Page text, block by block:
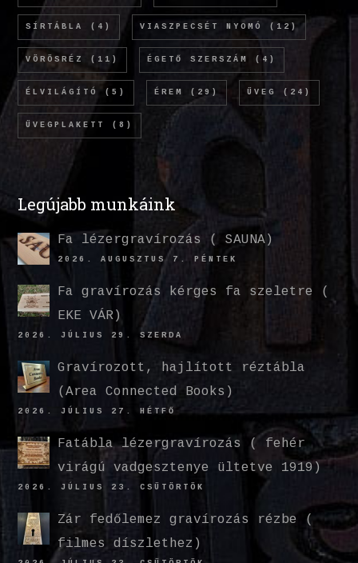
SÍRTÁBLA (4) VIASZPECSÉT NYOMÓ (12)
VÖRÖSRÉZ (11) ÉGETŐ SZERSZÁM (4)
ÉLVILÁGÍTÓ (5) ÉREM (29) ÜVEG (24)
ÜVEGPLAKETT (8)
Legújabb munkáink
Fa lézergravírozás ( SAUNA)
2026. AUGUSZTUS 7. PÉNTEK
Fa gravírozás kérges fa szeletre (
EKE VÁR)
2026. JÚLIUS 29. SZERDA
Gravírozott, hajlított réztábla
(Area Connected Books)
2026. JÚLIUS 27. HÉTFŐ
Fatábla lézergravírozás ( fehér
virágú vadgesztenye ültetve 1919)
2026. JÚLIUS 23. CSÜTÖRTÖK
Zár fedőlemez gravírozás rézbe (
filmes díszlethez)